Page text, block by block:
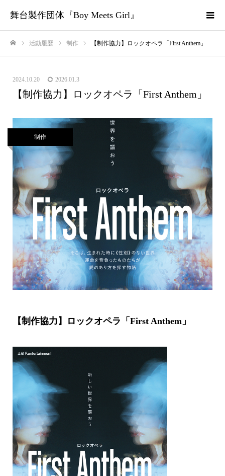
舞台製作団体『Boy Meets Girl』
活動履歴 制作 【制作協力】ロックオペラ「First Anthem」
2024.10.20 2026.01.3
【制作協力】ロックオペラ「First Anthem」
制作
【制作協力】ロックオペラ「First Anthem」